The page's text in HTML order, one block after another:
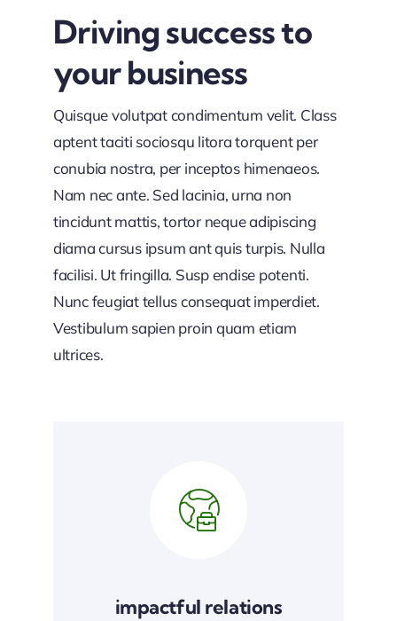
Driving success to
your business
Quisque volutpat condimentum velit. Class
aptent taciti sociosqu litora torquent per
conubia nostra, per inceptos himenaeos.
Nam nec ante. Sed lacinia, urna non
tincidunt mattis, tortor neque adipiscing
diama cursus ipsum ant quis turpis. Nulla
facilisi. Ut fringilla. Susp endise potenti.
Nunc feugiat tellus consequat imperdiet.
Vestibulum sapien proin quam etiam
ultrices.
impactful relations